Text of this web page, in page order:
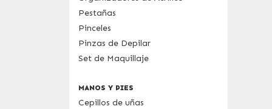
Pestañas
Pinceles
Pinzas de Depilar
Set de Maquillaje
MANOS Y PIES
Cepillos de uñas